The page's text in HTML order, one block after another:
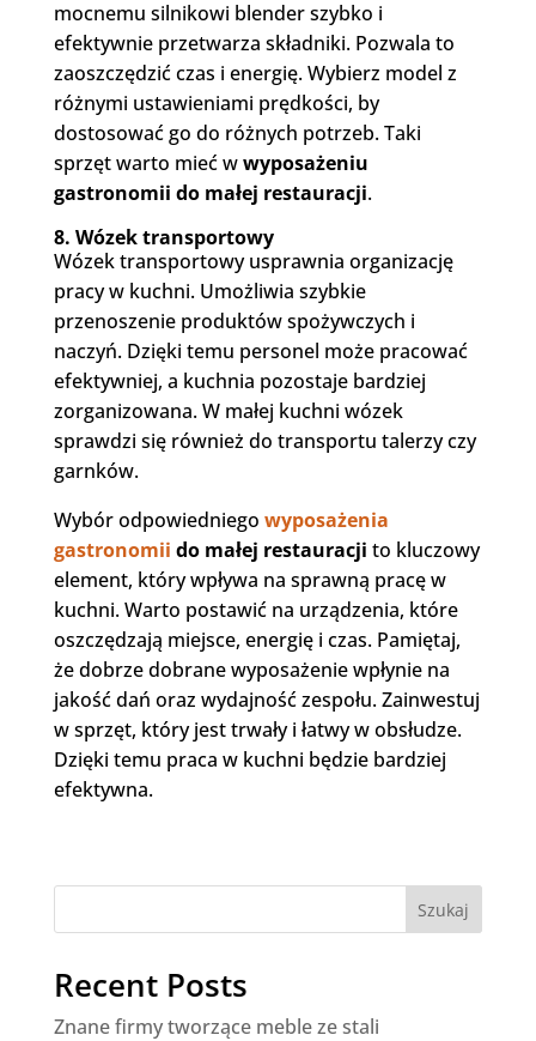
mocnemu silnikowi blender szybko i
efektywnie przetwarza składniki. Pozwala to
zaoszczędzić czas i energię. Wybierz model z
różnymi ustawieniami prędkości, by
dostosować go do różnych potrzeb. Taki
sprzęt warto mieć wwyposażeniu
gastronomii do małej restauracji.
8. Wózek transportowy
Wózek transportowy usprawnia organizację
pracy w kuchni. Umożliwia szybkie
przenoszenie produktów spożywczych i
naczyń. Dzięki temu personel może pracować
efektywniej, a kuchnia pozostaje bardziej
zorganizowana. W małej kuchni wózek
sprawdzi się również do transportu talerzy czy
garnków.
Wybór odpowiedniego wyposażenia
gastronomii do małej restauracji to kluczowy
element, który wpływa na sprawną pracę w
kuchni. Warto postawić na urządzenia, które
oszczędzają miejsce, energię i czas. Pamiętaj,
że dobrze dobrane wyposażenie wpłynie na
jakość dań oraz wydajność zespołu. Zainwestuj
w sprzęt, który jest trwały i łatwy w obsłudze.
Dzięki temu praca w kuchni będzie bardziej
efektywna.
Szukaj
Recent Posts
Znane firmy tworzące meble ze stali